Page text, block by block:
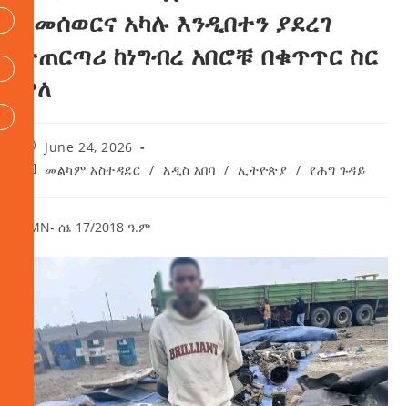
በመሰወርና አካሉ እንዲበተን ያደረገ
ተጠርጣሪ ከነግብረ አበሮቹ በቁጥጥር ስር
ዋለ
June 24, 2026
መልካም አስተዳደር / አዲስ አበባ / ኢትዮጵያ / የሕግ ጉዳይ
AMN- ሰኔ 17/2018 ዓ.ም